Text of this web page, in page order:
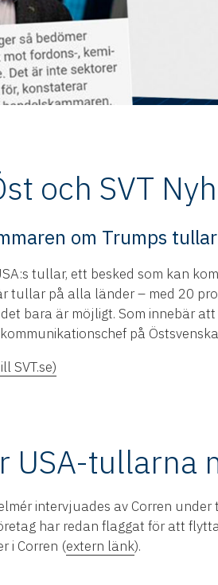
och SVT
om Trumps
tullar, ett besked som kan
tullar på alla länder – med 20
bara är möjligt. Som innebär
på
SVT.se)
USA-tullarna
intervjuades av Corren
har redan flaggat för att
i Corren (extern länk).